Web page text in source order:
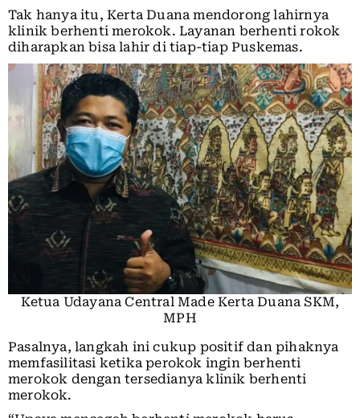
Tak hanya itu, Kerta Duana mendorong lahirnya
klinik berhenti merokok. Layanan berhenti rokok
diharapkan bisa lahir di tiap-tiap Puskemas.
Ketua Udayana Central Made Kerta Duana SKM,
MPH
Pasalnya, langkah ini cukup positif dan pihaknya
memfasilitasi ketika perokok ingin berhenti
merokok dengan tersedianya klinik berhenti
merokok.